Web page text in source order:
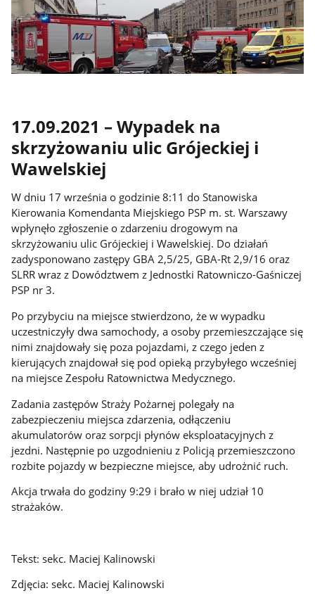
17.09.2021 – Wypadek na
skrzyżowaniu ulic Grójeckiej i
Wawelskiej
W dniu 17 września o godzinie 8:11 do Stanowiska
Kierowania Komendanta Miejskiego PSP m. st. Warszawy
wpłynęło zgłoszenie o zdarzeniu drogowym na
skrzyżowaniu ulic Grójeckiej i Wawelskiej. Do działań
zadysponowano zastępy GBA 2,5/25, GBA-Rt 2,9/16 oraz
SLRR wraz z Dowództwem z Jednostki Ratowniczo-Gaśniczej
PSP nr 3.
Po przybyciu na miejsce stwierdzono, że w wypadku
uczestniczyły dwa samochody, a osoby przemieszczające się
nimi znajdowały się poza pojazdami, z czego jeden z
kierujących znajdował się pod opieką przybyłego wcześniej
na miejsce Zespołu Ratownictwa Medycznego.
Zadania zastępów Straży Pożarnej polegały na
zabezpieczeniu miejsca zdarzenia, odłączeniu
akumulatorów oraz sorpcji płynów eksploatacyjnych z
jezdni. Następnie po uzgodnieniu z Policją przemieszczono
rozbite pojazdy w bezpieczne miejsce, aby udrożnić ruch.
Akcja trwała do godziny 9:29 i brało w niej udział 10
strażaków.
Tekst: sekc. Maciej Kalinowski
Zdjęcia: sekc. Maciej Kalinowski